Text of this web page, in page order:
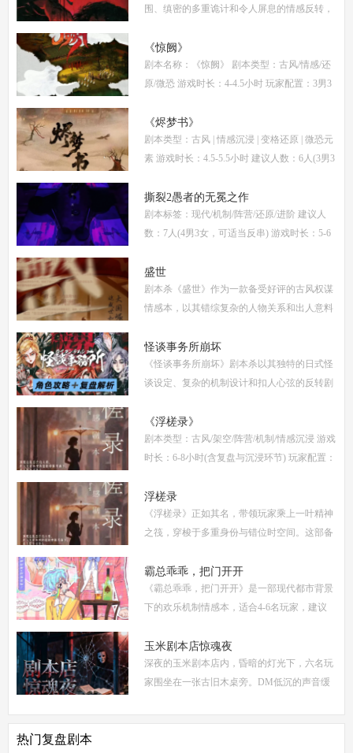
围、缜密的多重诡计和令人屏息的情感反转，
南将从线索流程梳理、角色任务解析、核心诡
计拆
《惊阙》
剧本名称：《惊阙》 剧本类型：古风/情感/还
原/微恐 游戏时长：4-4.5小时 玩家配置：3男3
体验测评内容，复盘答案仅需2步： (1)关注微
信公
《烬梦书》
剧本类型：古风 | 情感沉浸 | 变格还原 | 微恐元
素 游戏时长：4.5-5.5小时 建议人数：6人(3男3
风故事、情感细腻、偏好剧情还原的玩家 《烬
梦
撕裂2愚者的无冕之作
剧本标签：现代/机制/阵营/还原/进阶 建议人
数：7人(4男3女，可适当反串) 游戏时长：5-6
《撕裂2愚者的无冕之作》玩家点评关键词：
机制
盛世
剧本杀《盛世》作为一款备受好评的古风权谋
情感本，以其错综复杂的人物关系和出人意料
供全面的复盘解析，包括角色攻略、关键线索
解
怪谈事务所崩坏
《怪谈事务所崩坏》剧本杀以其独特的日式怪
谈设定、复杂的机制设计和扣人心弦的反转剧
复盘、体验测评、新本攻略、类型时间和玩家
点
《浮槎录》
剧本类型：古风/架空/阵营/机制/情感沉浸 游戏
时长：6-8小时(含复盘与沉浸环节) 玩家配置：
别选择以增强代入感) 适合玩家：适合喜爱深
度
浮槎录
《浮槎录》正如其名，带领玩家乘上一叶精神
之筏，穿梭于多重身份与错位时空间。这部备
精密的机制设计和深刻的人性探讨，在剧本杀
圈
霸总乖乖，把门开开
《霸总乖乖，把门开开》是一部现代都市背景
下的欢乐机制情感本，适合4-6名玩家，建议
争、家族恩怨与情感纠葛，以轻松幽默的笔触
描绘了一
玉米剧本店惊魂夜
深夜的玉米剧本店内，昏暗的灯光下，六名玩
家围坐在一张古旧木桌旁。DM低沉的声音缓
热门复盘剧本